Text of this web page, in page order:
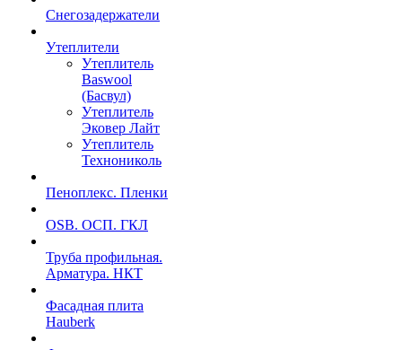
Снегозадержатели
Утеплители
Утеплитель
Baswool
(Басвул)
Утеплитель
Эковер Лайт
Утеплитель
Технониколь
Пеноплекс. Пленки
OSB. ОСП. ГКЛ
Труба профильная.
Арматура. НКТ
Фасадная плита
Hauberk